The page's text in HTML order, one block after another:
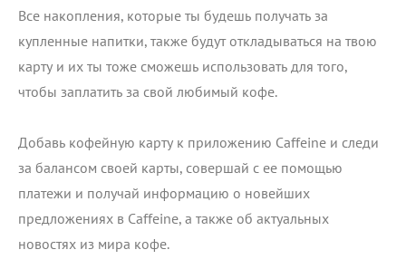
Все накопления, которые ты будешь получать за
купленные напитки, также будут откладываться на твою
карту и их ты тоже сможешь использовать для того,
чтобы заплатить за свой любимый кофе.
Добавь кофейную карту к приложению Caffeine и следи
за балансом своей карты, совершай с ее помощью
платежи и получай информацию о новейших
предложениях в Caffeine, а также об актуальных
новостях из мира кофе.